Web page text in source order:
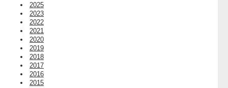
2025
2023
2022
2021
2020
2019
2018
2017
2016
2015